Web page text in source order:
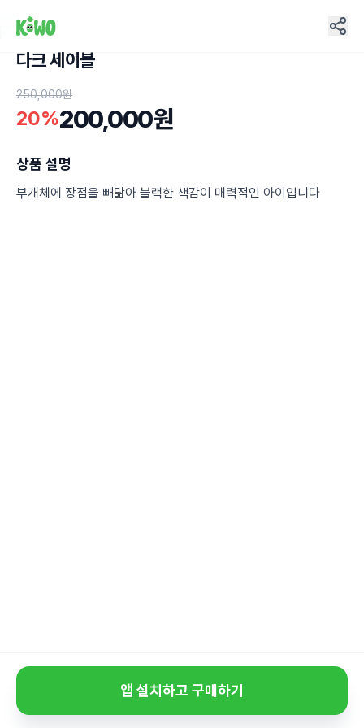
다크 세이블
250,000원
20%200,000원
상품 설명
부개체에 장점을 빼닮아 블랙한 색감이 매력적인 아이입니다
앱 설치하고 구매하기